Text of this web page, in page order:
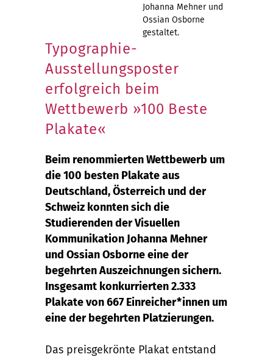
Johanna Mehner und
Ossian Osborne
gestaltet.
Typographie-
Ausstellungsposter
erfolgreich beim
Wettbewerb »100 Beste
Plakate«
Beim renommierten Wettbewerb um
die 100 besten Plakate aus
Deutschland, Österreich und der
Schweiz konnten sich die
Studierenden der Visuellen
Kommunikation Johanna Mehner
und Ossian Osborne eine der
begehrten Auszeichnungen sichern.
Insgesamt konkurrierten 2.333
Plakate von 667 Einreicher*innen um
eine der begehrten Platzierungen.
Das preisgekrönte Plakat entstand